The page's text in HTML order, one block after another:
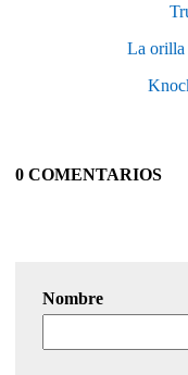
La orilla
0 COMENTARIOS
Nombre